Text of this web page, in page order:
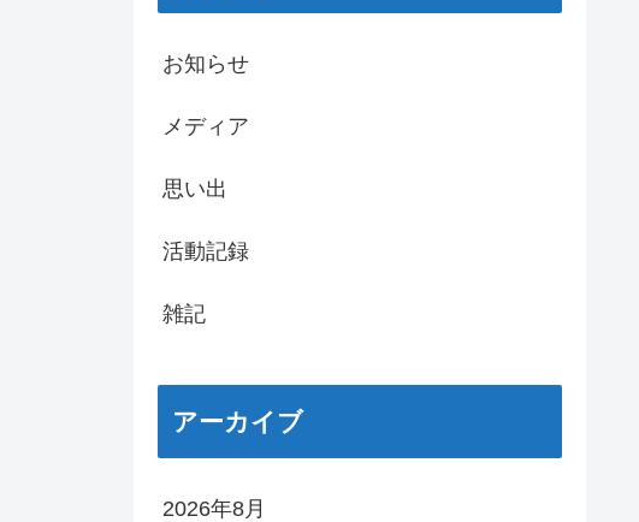
お知らせ
メディア
思い出
活動記録
雑記
アーカイブ
2026年8月